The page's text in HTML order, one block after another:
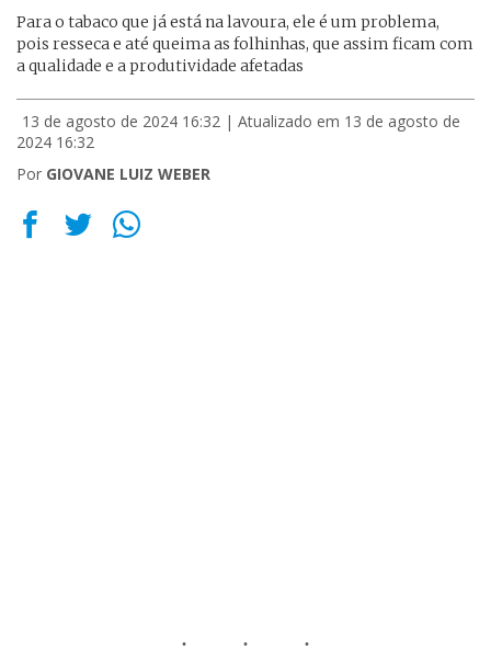
Para o tabaco que já está na lavoura, ele é um problema,
pois resseca e até queima as folhinhas, que assim ficam com
a qualidade e a produtividade afetadas
13 de agosto de 2024 16:32 | Atualizado em 13 de agosto de
2024 16:32
Por GIOVANE LUIZ WEBER